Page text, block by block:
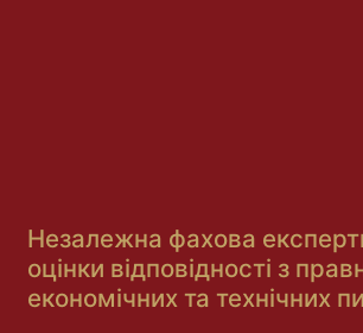
Незалежна фахова
оцінки відповідності з
економічних та технічних